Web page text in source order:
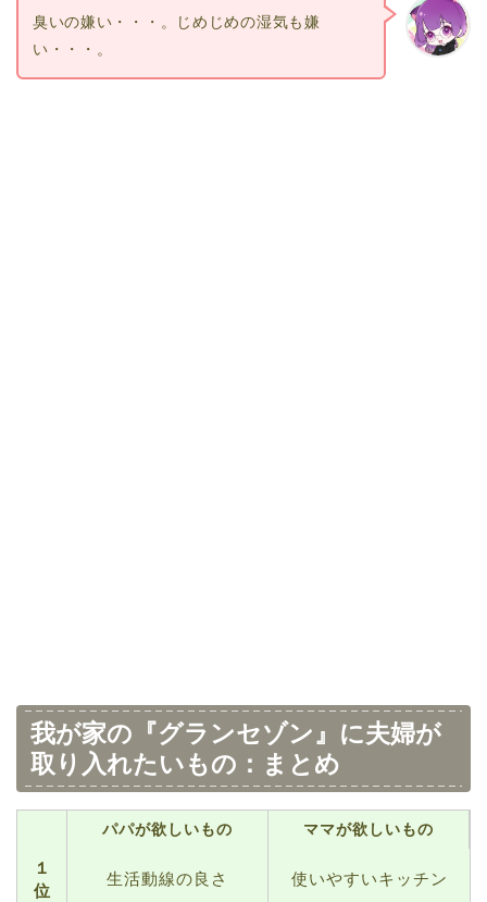
臭いの嫌い・・・。じめじめの湿気も嫌
い・・・。
我が家の『グランセゾン』に夫婦が
取り入れたいもの：まとめ
パパが欲しいもの ママが欲しいもの
１
位
生活動線の良さ 使いやすいキッチン